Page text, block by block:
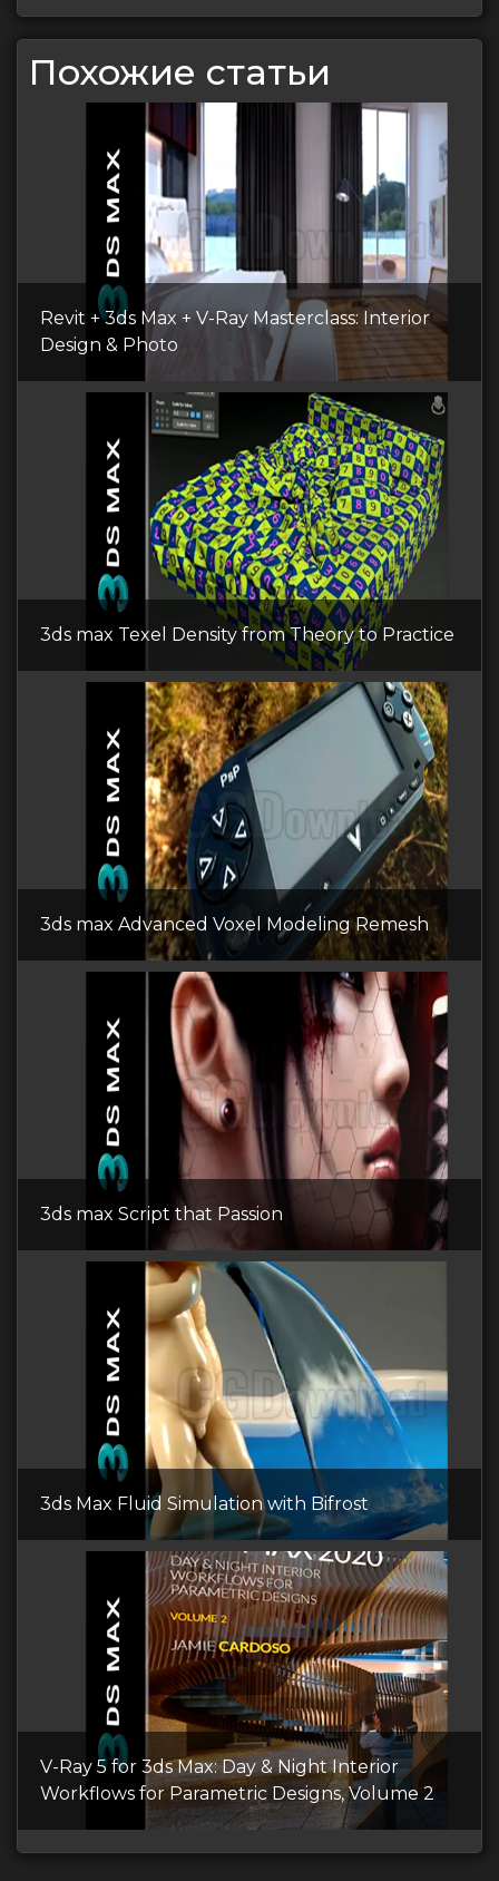
Похожие статьи
Revit + 3ds Max + V-Ray Masterclass: Interior
Design & Photo
3ds max Texel Density from Theory to Practice
3ds max Advanced Voxel Modeling Remesh
3ds max Script that Passion
3ds Max Fluid Simulation with Bifrost
V-Ray 5 for 3ds Max: Day & Night Interior
Workflows for Parametric Designs, Volume 2